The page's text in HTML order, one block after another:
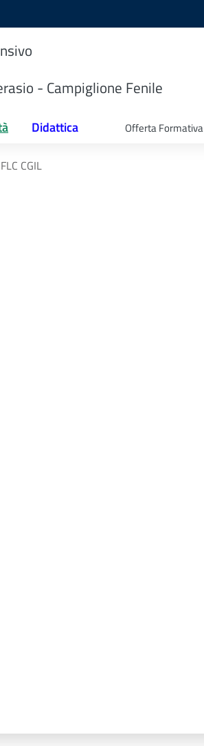
- Campiglione Fenile
Didattica Offerta Formativa
FLC CGIL